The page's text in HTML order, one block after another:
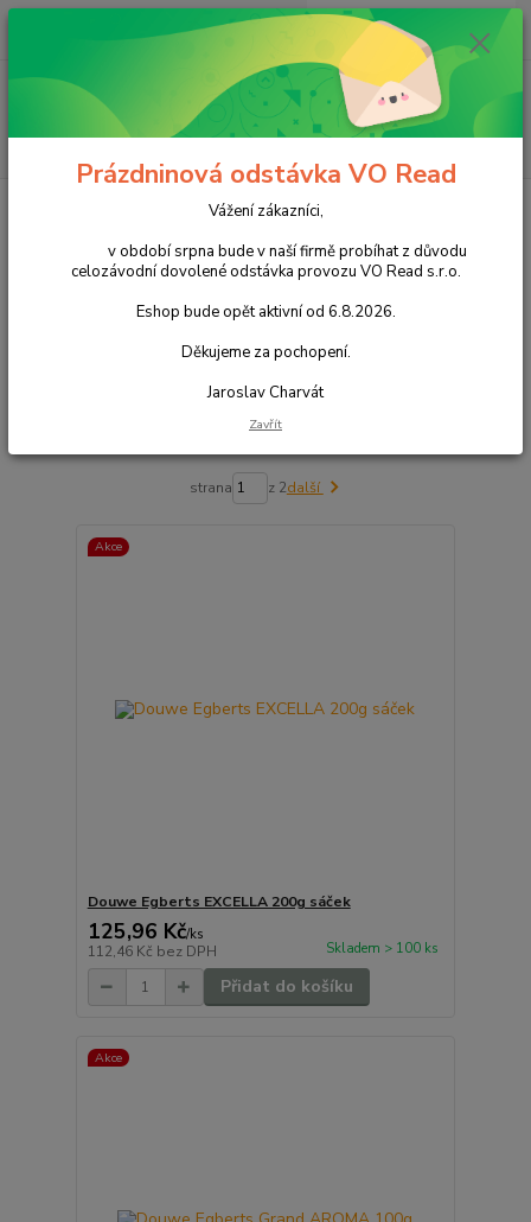
Menu
Hledat
Po - Pá 8 - 14h
ks
za 0,00 Kč
Káva mletá
Káva mletá
Upřesnit parametry
Nejlevnější Nejdražší
strana z 2další
Akce
Douwe Egberts EXCELLA 200g sáček
125,96 Kč/ks
112,46 Kč bez DPH Skladem > 100 ks
Přidat do košíku
Akce
Prázdninová odstávka VO Read
Vážení zákazníci,
v období srpna bude v naší firmě probíhat z důvodu
celozávodní dovolené odstávka provozu VO Read s.r.o.
Eshop bude opět aktivní od 6.8.2026.
Děkujeme za pochopení.
Jaroslav Charvát
Zavřít